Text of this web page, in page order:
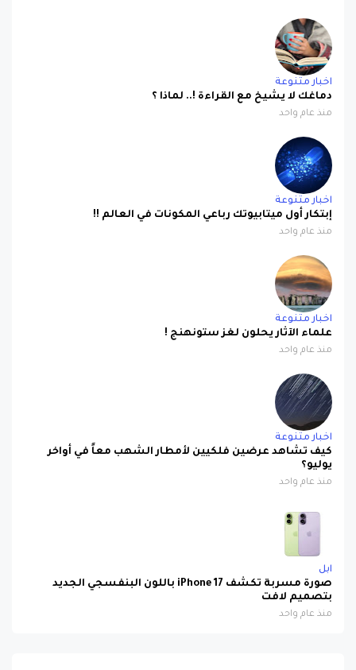
اخبار متنوعة
دماغك لا يشيخ مع القراءة !.. لماذا ؟
منذ عام واحد
اخبار متنوعة
إبتكار أول ميتابيوتك رباعي المكونات في العالم !!
منذ عام واحد
اخبار متنوعة
علماء الآثار يحلون لغز ستونهنج !
منذ عام واحد
اخبار متنوعة
كيف تشاهد عرضين فلكيين لأمطار الشهب معاً في أواخر
يوليو؟
منذ عام واحد
بتصميم لافت
منذ عام واحد